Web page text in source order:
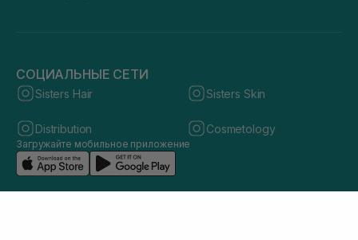
СОЦИАЛЬНЫЕ СЕТИ
Sisters Hair Sisters Skin
Distribution Cosmetology
Загружайте мобильное приложение